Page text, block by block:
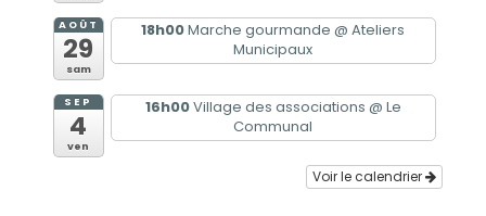
AOÛT
29
sam
18h00Marche gourmande @ Ateliers
Municipaux
SEP
4
ven
16h00Village des associations @ Le
Communal
Voir le calendrier